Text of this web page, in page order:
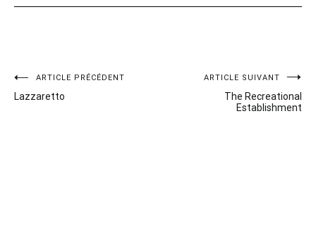
Navigation
de
ARTICLE PRÉCÉDENT
Lazzaretto
ARTICLE SUIVANT
The Recreational
Establishment